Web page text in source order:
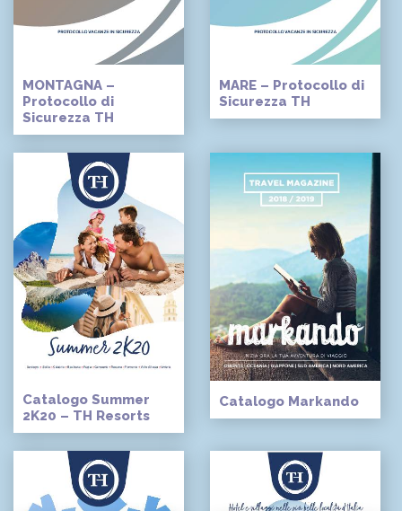
MONTAGNA –
Protocollo di
Sicurezza TH
MARE – Protocollo di
Sicurezza TH
Catalogo Summer
2K20 – TH Resorts
Catalogo Markando